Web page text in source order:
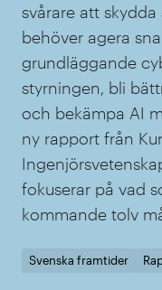
svårare att
behöver agera
grundläggande
styrningen, bli
och bekämpa AI
ny rapport från
fokuserar på vad
kommande tolv
Svenska framtider